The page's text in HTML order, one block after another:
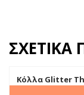
ΣΧΕΤΙΚΆ
Κόλλα Glitter